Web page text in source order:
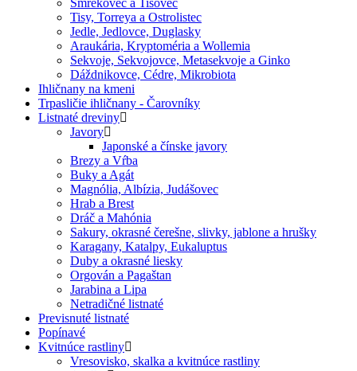
Tisy, Torreya a Ostrolistec
Jedle, Jedlovce, Duglasky
Araukária, Kryptoméria a Wollemia
Sekvoje, Sekvojovce, Metasekvoje a Ginko
Dáždnikovce, Cédre, Mikrobiota
Ihličnany na kmeni
Trpasličie ihličnany - Čarovníky
Listnaté dreviny
Javory
Japonské a čínske javory
Brezy a Vŕba
Buky a Agát
Magnólia, Albízia, Judášovec
Hrab a Brest
Dráč a Mahónia
Sakury, okrasné čerešne, slivky, jablone a hrušky
Karagany, Katalpy, Eukaluptus
Duby a okrasné liesky
Orgován a Pagaštan
Jarabina a Lipa
Netradičné listnaté
Previsnuté listnaté
Popínavé
Kvitnúce rastliny
Vresovisko, skalka a kvitnúce rastliny